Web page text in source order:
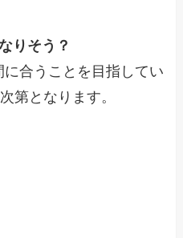
りそう？
合うことを目指してい
第となります。